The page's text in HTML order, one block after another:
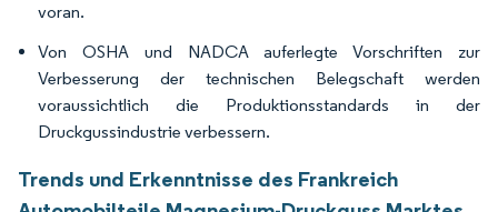
voran.
Von OSHA und NADCA auferlegte Vorschriften zur
Verbesserung der technischen Belegschaft werden
voraussichtlich die Produktionsstandards in der
Druckgussindustrie verbessern.
Trends und Erkenntnisse des Frankreich